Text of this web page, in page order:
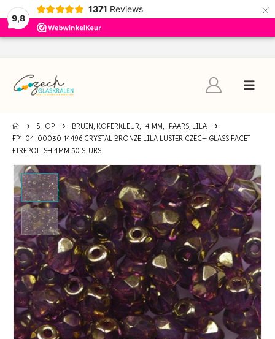
9,8
1371 Reviews ×
SHOP BRUIN, KOPERKLEUR, 4 MM, PAARS, LILA
FP1-04-00030-14496 CRYSTAL BRONZE LILA LUSTER CZECH GLASS FACET
FIREPOLISH 4MM 50 STUKS